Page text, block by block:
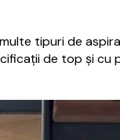
tipuri de
de top și